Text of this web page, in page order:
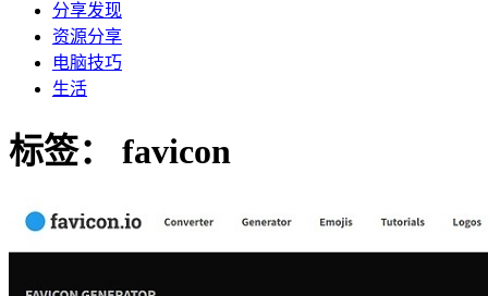
分享发现
资源分享
电脑技巧
生活
标签： favicon